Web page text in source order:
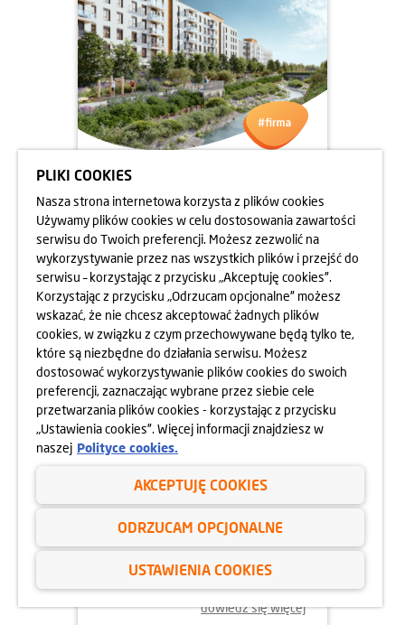
05.05.2025
DZIEŃ OTWARTY
MOKOTOWA SPORTOWEGO
10.05.2025
dowiedz się więcej
24.04.2025
800 MIESZKAŃ BEZ WKŁADU
WŁASNEGO
dowiedz się więcej
PLIKI COOKIES
Nasza strona internetowa korzysta z plików cookies
Używamy plików cookies w celu dostosowania zawartości
serwisu do Twoich preferencji. Możesz zezwolić na
wykorzystywanie przez nas wszystkich plików i przejść do
serwisu – korzystając z przycisku „Akceptuję cookies”.
Korzystając z przycisku „Odrzucam opcjonalne” możesz
wskazać, że nie chcesz akceptować żadnych plików
cookies, w związku z czym przechowywane będą tylko te,
które są niezbędne do działania serwisu. Możesz
dostosować wykorzystywanie plików cookies do swoich
preferencji, zaznaczając wybrane przez siebie cele
przetwarzania plików cookies - korzystając z przycisku
„Ustawienia cookies”. Więcej informacji znajdziesz w
naszej Polityce cookies.
AKCEPTUJĘ COOKIES
ODRZUCAM OPCJONALNE
USTAWIENIA COOKIES